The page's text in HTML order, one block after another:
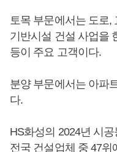
토목 부문에서는 도로,
기반시설 건설 사업을
등이 주요 고객이다.
분양 부문에서는 아파
다.
HS화성의 2024년 시
전국 건설업체 중 47위